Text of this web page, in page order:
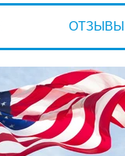
ОТЗЫВЫ